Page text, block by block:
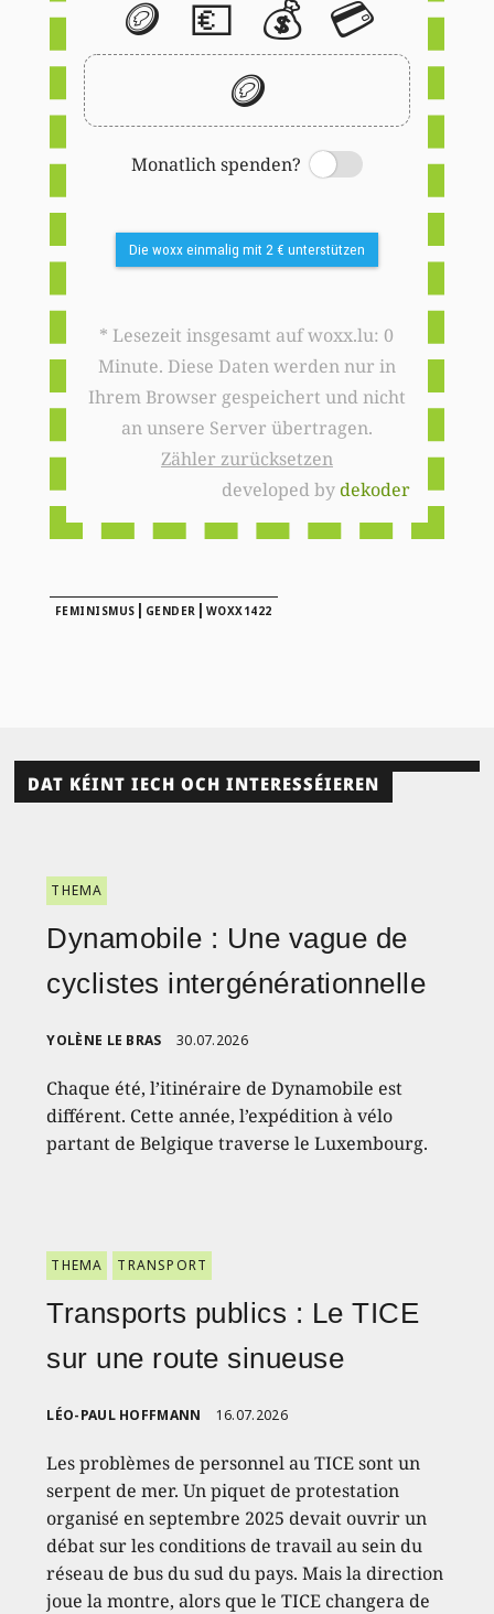
🪙 💶 💰 💳
🪙
Monatlich spenden?
Switch
Die woxx einmalig mit 2 € unterstützen
* Lesezeit insgesamt auf woxx.lu: 0
Minute. Diese Daten werden nur in
Ihrem Browser gespeichert und nicht
an unsere Server übertragen.
Zähler zurücksetzen
developed bydekoder
FEMINISMUS | GENDER | WOXX1422
DAT KÉINT IECH OCH INTERESSÉIEREN
THEMA
Dynamobile : Une vague de
cyclistes intergénérationnelle
YOLÈNE LE BRAS 30.07.2026
Chaque été, l’itinéraire de Dynamobile est
différent. Cette année, l’expédition à vélo
partant de Belgique traverse le Luxembourg.
THEMA TRANSPORT
Transports publics : Le TICE
sur une route sinueuse
LÉO-PAUL HOFFMANN 16.07.2026
Les problèmes de personnel au TICE sont un
serpent de mer. Un piquet de protestation
organisé en septembre 2025 devait ouvrir un
débat sur les conditions de travail au sein du
réseau de bus du sud du pays. Mais la direction
joue la montre, alors que le TICE changera de